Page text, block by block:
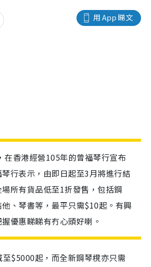
用 App 睇文
在香港經營105年的曾福琴行宣布
行表示，由即日起至3月將進行結
所有貨品低至1折發售，包括鋼
、琴書等，最平只需$10起。有興
優惠睇睇有冇心頭好喇。
$5000起，而全新鋼琴櫈亦只需